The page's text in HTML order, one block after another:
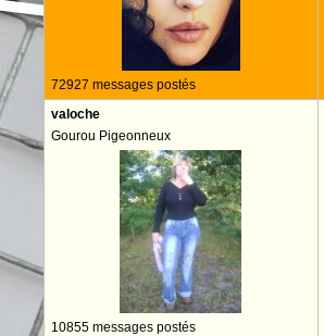
72927 messages postés
valoche
Gourou Pigeonneux
10855 messages postés